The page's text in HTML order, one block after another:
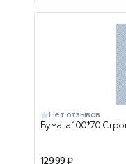
Нет отзывов
Бумага 100*70
129.99 ₽